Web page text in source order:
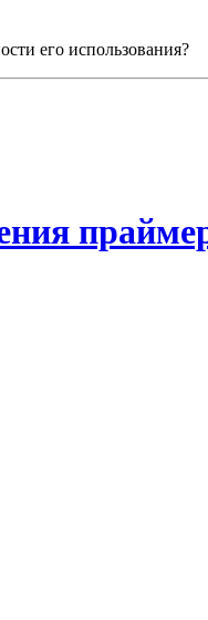
его использования?